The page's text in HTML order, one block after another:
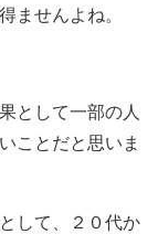
ませんよね。
として一部の人
ことだと思いま
して、２０代か